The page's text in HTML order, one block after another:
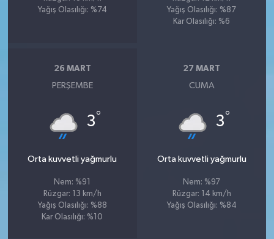
Yağış Olasılığı: %74
Yağış Olasılığı: %87
Kar Olasılığı: %6
26 MART
PERŞEMBE
3°
Orta kuvvetli yağmurlu
Nem: %91
Rüzgar: 13 km/h
Yağış Olasılığı: %88
Kar Olasılığı: %10
27 MART
CUMA
3°
Orta kuvvetli yağmurlu
Nem: %97
Rüzgar: 14 km/h
Yağış Olasılığı: %84